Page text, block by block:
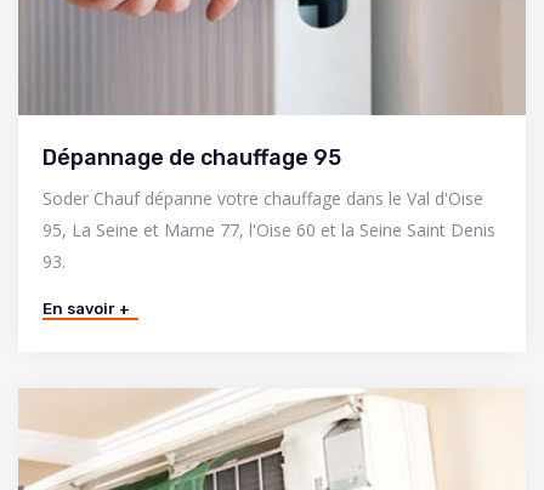
Dépannage de chauffage 95
Soder Chauf dépanne votre chauffage dans le Val d'Oise
95, La Seine et Marne 77, l'Oise 60 et la Seine Saint Denis
93.
En savoir +